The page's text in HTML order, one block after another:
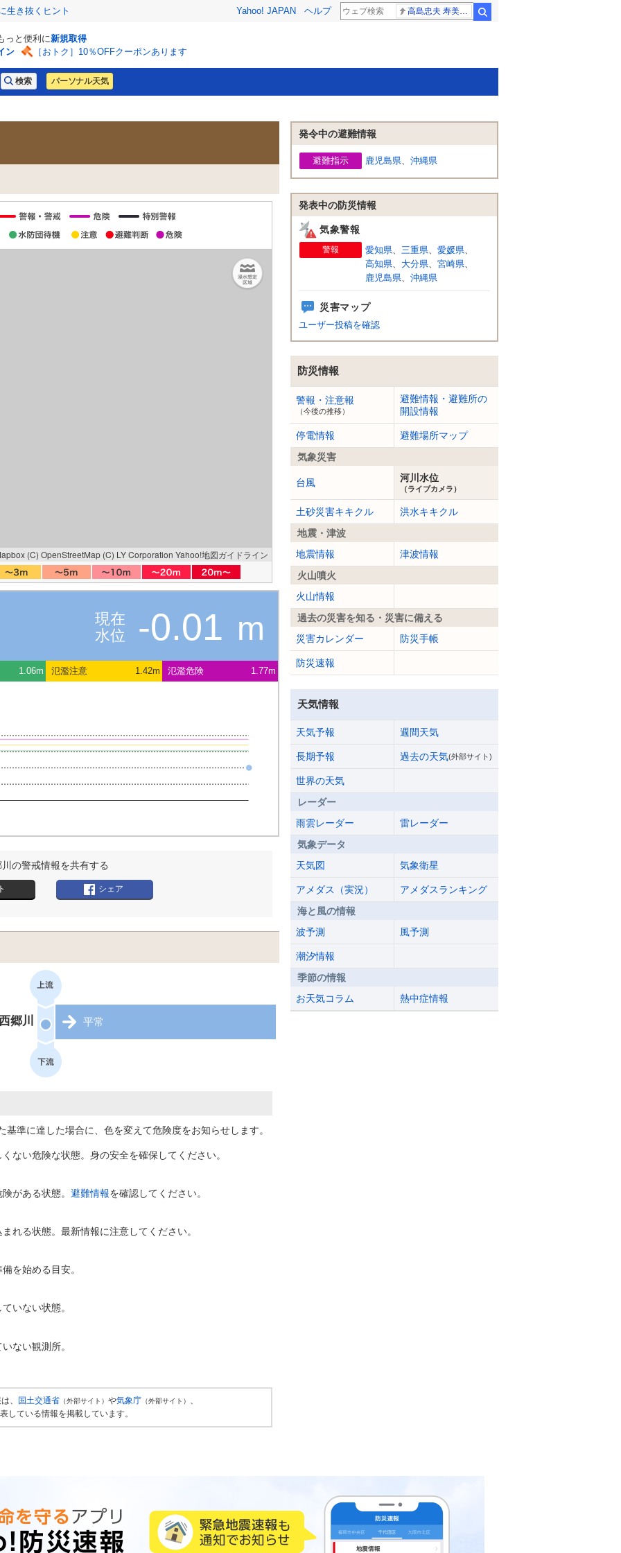
き抜くヒント Yahoo! JAPAN ヘルプ
っと便利に新規取得
ン
［おトク］10％OFFクーポンあります
パーソナル天気
(C) OpenStreetMap (C) LY Corporation Yahoo!地図ガイドライン
現在
水位
-0.01 m
1.06m 氾濫注意 1.42m 氾濫危険 1.77m
の警戒情報を共有する
シェア
郷川 平常
準に達した場合に、色を変えて危険度をお知らせします。
ない危険な状態。身の安全を確保してください。
がある状態。 避難情報を確認してください。
れる状態。最新情報に注意してください。
を始める目安。
いない状態。
ない観測所。
、 国土交通省 （外部サイト） や気象庁 （外部サイト） 、
している情報を掲載しています。
発令中の避難情報
避難指示 鹿児島県、 沖縄県
発表中の防災情報
気象警報
警報 愛知県、 三重県、 愛媛県、
高知県、 大分県、 宮崎県、
鹿児島県、 沖縄県
災害マップ
ユーザー投稿を確認
防災情報
警報・注意報
（今後の推移）
避難情報・避難所の
開設情報
停電情報
避難場所マップ
気象災害
台風 河川水位
（ライブカメラ）
土砂災害キキクル
洪水キキクル
地震・津波
地震情報
津波情報
火山噴火
火山情報
過去の災害を知る・災害に備える
災害カレンダー
防災手帳
防災速報
天気情報
天気予報 週間天気
長期予報 過去の天気(外部サイト)
世界の天気
レーダー
雨雲レーダー
雷レーダー
気象データ
天気図
気象衛星
アメダス（実況）
アメダスランキング
海と風の情報
波予測
風予測
潮汐情報
季節の情報
お天気コラム
熱中症情報